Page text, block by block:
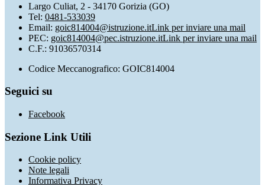
Largo Culiat, 2 - 34170 Gorizia (GO)
Tel: 0481-533039
Email: goic814004@istruzione.itLink per inviare una mail
PEC: goic814004@pec.istruzione.itLink per inviare una mail
C.F.: 91036570314
Codice Meccanografico: GOIC814004
Seguici su
Facebook
Sezione Link Utili
Cookie policy
Note legali
Informativa Privacy